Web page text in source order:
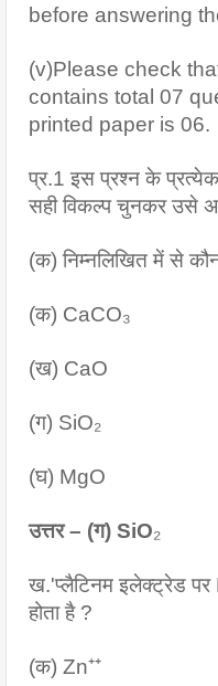
before answering
(v)Please check
contains total 07
printed paper is 06.
प्र.1 इस प्रश्न के
सही विकल्प चुनकर उसे
(क) निम्नलिखित में से कौन
(क) CaCO₃
(ख) CaO
(ग) SiO₂
(घ) MgO
उत्तर – (ग) SiO₂
ख.'प्लैटिनम इलेक्ट्रेड
होता है ?
(क) Zn⁺⁺